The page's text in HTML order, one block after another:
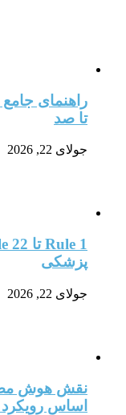
راهنمای
تا صد
جولای 22, 2026
پزشکی
جولای 22, 2026
نقش هوش
اساس رویکرد ISO 9001:2026